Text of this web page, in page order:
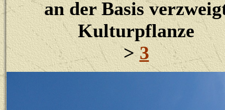
an der Basis
Kulturpflanze
>3